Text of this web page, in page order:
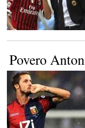
Povero